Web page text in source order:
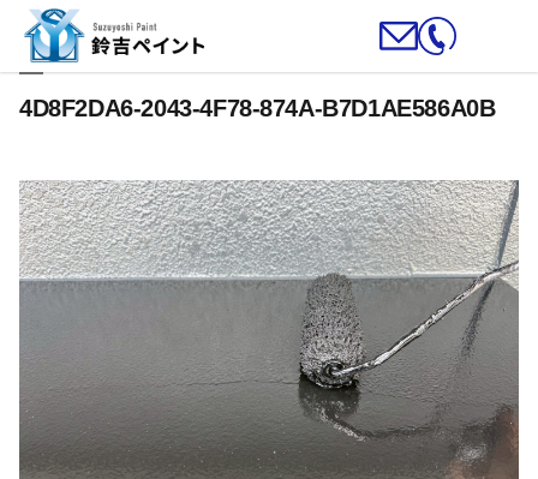
4D8F2DA6-2043-4F78-874A-B7D1AE586A0B